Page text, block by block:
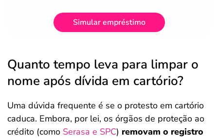
Simular empréstimo
Quanto tempo leva para limpar o
nome após dívida em cartório?
Uma dúvida frequente é se o protesto em cartório
caduca. Embora, por lei, os órgãos de proteção ao
crédito (como Serasa e SPC) removam o registro